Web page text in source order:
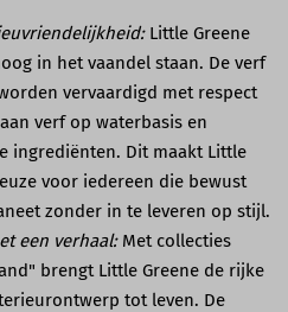
Little Greene
in het vaandel staan. De verf
vervaardigd met respect
verf op waterbasis en
ingrediënten. Dit maakt Little
voor iedereen die bewust
zonder in te leveren op stijl.
een verhaal:Met collecties
brengt Little Greene de rijke
tot leven. De